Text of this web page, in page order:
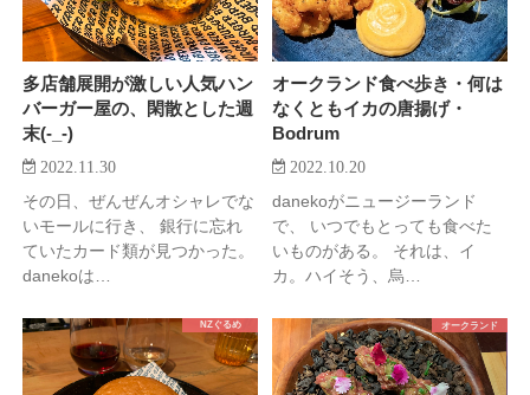
多店舗展開が激しい人気ハン
バーガー屋の、閑散とした週
末(-_-)
2022.11.30
その日、ぜんぜんオシャレでな
いモールに行き、 銀行に忘れ
ていたカード類が見つかった。
danekoは…
オークランド食べ歩き・何は
なくともイカの唐揚げ・
Bodrum
2022.10.20
danekoがニュージーランド
で、 いつでもとっても食べた
いものがある。 それは、イ
カ。ハイそう、烏…
NZぐるめ オークランド